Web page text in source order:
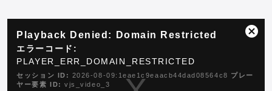
modal
Playback Denied: Domain Restricted
エラーコード:
PLAYER_ERR_DOMAIN_RESTRICTED
セッション ID: 2026-08-09:1eae1c9eaacb44dad08564c8 プレー
ヤー要素 ID: vjs_video_3
ダ
ロ